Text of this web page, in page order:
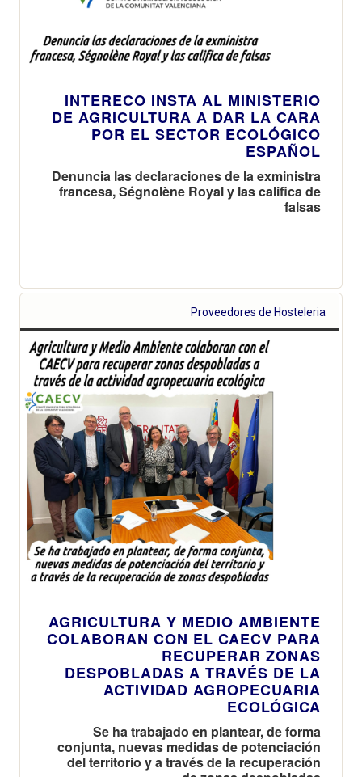
INTERECO INSTA AL MINISTERIO
DE AGRICULTURA A DAR LA CARA
POR EL SECTOR ECOLÓGICO
ESPAÑOL
Denuncia las declaraciones de la exministra
francesa, Ségnolène Royal y las califica de
falsas
Proveedores de Hosteleria
AGRICULTURA Y MEDIO AMBIENTE
COLABORAN CON EL CAECV PARA
RECUPERAR ZONAS
DESPOBLADAS A TRAVÉS DE LA
ACTIVIDAD AGROPECUARIA
ECOLÓGICA
Se ha trabajado en plantear, de forma
conjunta, nuevas medidas de potenciación
del territorio y a través de la recuperación